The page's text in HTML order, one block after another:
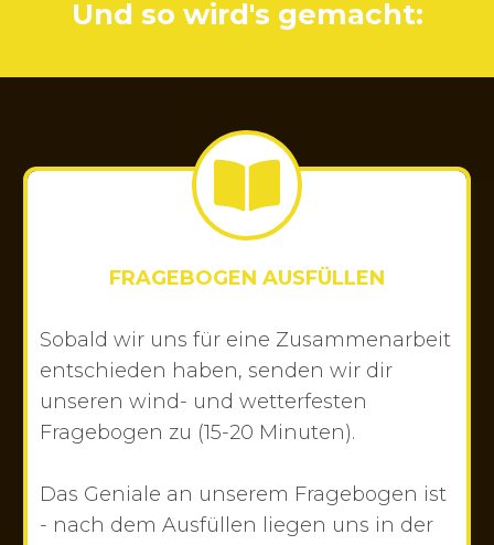
Und so wird's gemacht:
FRAGEBOGEN AUSFÜLLEN
Sobald wir uns für eine Zusammenarbeit
entschieden haben, senden wir dir
unseren wind- und wetterfesten
Fragebogen zu (15-20 Minuten).
Das Geniale an unserem Fragebogen ist
- nach dem Ausfüllen liegen uns in der